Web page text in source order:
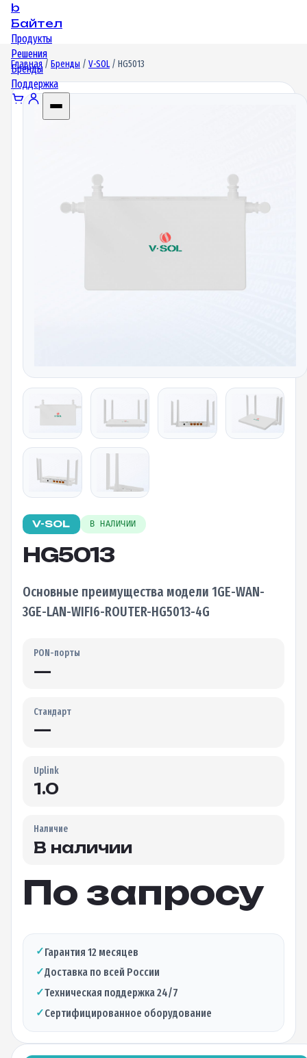
b
Байтел
Продукты
Решения
Бренды
Поддержка
Главная/ Бренды / V-SOL/ HG5013
V-SOL В НАЛИЧИИ
HG5013
Основные преимущества модели 1GE-WAN-
3GE-LAN-WIFI6-ROUTER-HG5013-4G
PON-порты
—
Стандарт
—
Uplink
1.0
Наличие
В наличии
По запросу
✓Гарантия 12 месяцев
✓Доставка по всей России
✓Техническая поддержка 24/7
✓Сертифицированное оборудование